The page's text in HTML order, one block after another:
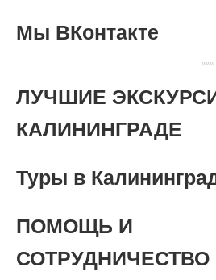
Мы ВКонтакте
ЛУЧШИЕ
КАЛИНИНГРАДЕ
Туры в
ПОМОЩЬ И
СОТРУДНИЧЕСТВО